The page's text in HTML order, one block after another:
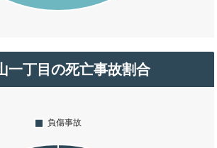
一丁目の死亡事故割合